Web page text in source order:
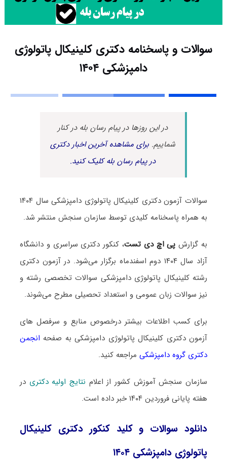
سوالات و پاسخنامه دکتری کلینیکال پاتولوژی
دامپزشکی ۱۴۰۴
در این روزها در پیام رسان بله در کنار
شماییم.برای مشاهده آخرین اخبار دکتری
در پیام رسان بله کلیک کنید.
سوالات آزمون دکتری کلینیکال پاتولوژی دامپزشکی سال ۱۴۰۴
به همراه پاسخنامه کلیدی توسط سازمان سنجش منتشر شد.
به گزارشپی اچ دی تست، کنکور دکتری سراسری و دانشگاه
آزاد سال ۱۴۰۴ دوم اسفندماه برگزار می‌شود. در آزمون دکتری
رشته کلینیکال پاتولوژی دامپزشکی سوالات تخصصی رشته و
نیز سوالات زبان عمومی و استعداد تحصیلی مطرح می‌شوند.
برای کسب اطلاعات بیشتر درخصوص منابع و سرفصل های
آزمون دکتری کلینیکال پاتولوژی دامپزشکی به صفحه انجمن
دکتری گروه دامپزشکیمراجعه کنید.
سازمان سنجش آموزش کشور از اعلام نتایج اولیه دکتری در
هفته پایانی فروردین ۱۴۰۴ خبر داده است.
دانلود سوالات و کلید کنکور دکتری کلینیکال
پاتولوژی دامپزشکی ۱۴۰۴